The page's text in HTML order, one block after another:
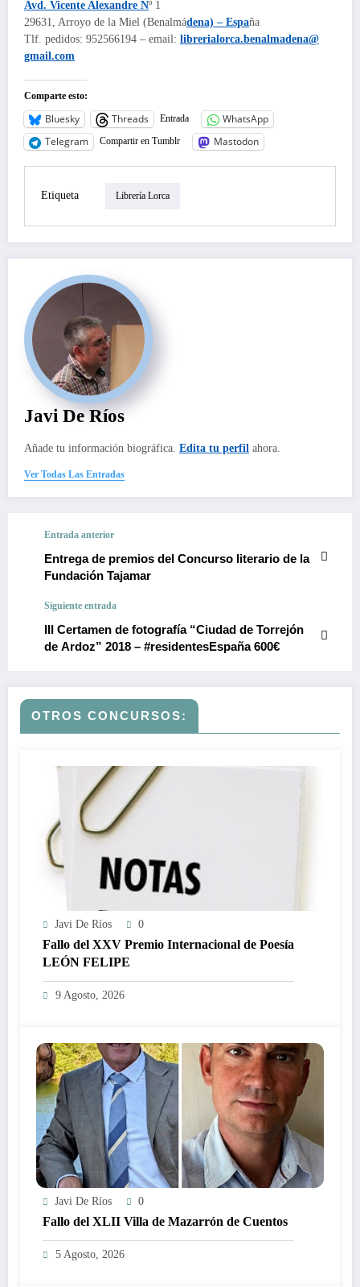
Avd. Vicente Alexandre Nº 1
29631, Arroyo de la Miel (Benalmádena) – España
Tlf. pedidos: 952566194 – email: librerialorca.benalmadena@
gmail.com
Comparte esto:
Bluesky Threads Entrada
WhatsApp
Telegram
Compartir en Tumblr Mastodon
Etiqueta Librería Lorca
Javi De Ríos
Añade tu información biográfica. Edita tu perfil ahora.
Ver Todas Las Entradas
Entrada anterior
Entrega de premios del Concurso literario de la
Fundación Tajamar
Siguiente entrada
III Certamen de fotografía “Ciudad de Torrejón
de Ardoz” 2018 – #residentesEspaña 600€
OTROS CONCURSOS:
Javi De Ríos 0
Fallo del XXV Premio Internacional de Poesía
LEÓN FELIPE
9 Agosto, 2026
Javi De Ríos 0
Fallo del XLII Villa de Mazarrón de Cuentos
5 Agosto, 2026